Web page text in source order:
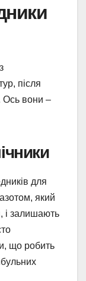
після
Ось вони –
для
який
і залишають
що робить